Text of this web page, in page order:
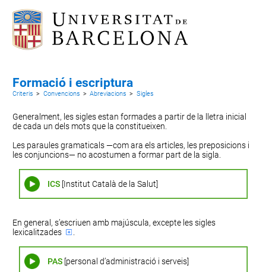
Formació i escriptura
Criteris > Convencions > Abreviacions > Sigles
Generalment, les sigles estan formades a partir de la lletra inicial
de cada un dels mots que la constitueixen.
Les paraules gramaticals—comara els articles, les preposicions i
lesconjuncions— no acostumen a formar part de la sigla.
ICS[Institut Català de la Salut]
En general, s’escriuen amb majúscula, excepte les sigles
lexicalitzades
PAS[personal d’administració i serveis]